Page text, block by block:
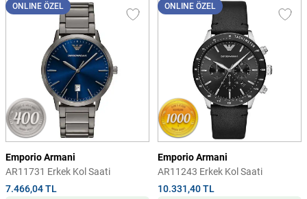
ONLINE ÖZEL
Emporio Armani
AR11731 Erkek Kol Saati
7.466,04 TL
ONLINE ÖZEL
Emporio Armani
AR11243 Erkek Kol Saati
10.331,40 TL